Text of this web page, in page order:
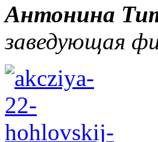
Антонина
заведующая